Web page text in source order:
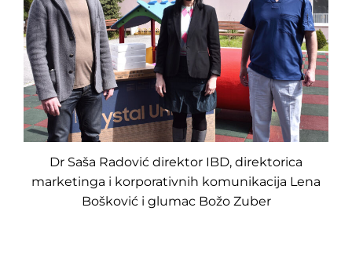
Dr Saša Radović direktor IBD, direktorica
marketinga i korporativnih komunikacija Lena
Bošković i glumac Božo Zuber